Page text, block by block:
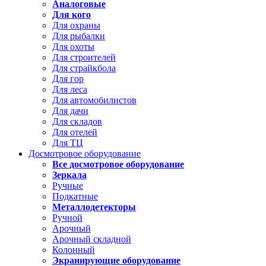
Аналоговые
Для кого
Для охраны
Для рыбалки
Для охоты
Для строителей
Для страйкбола
Для гор
Для леса
Для автомобилистов
Для дачи
Для складов
Для отелей
Для ТЦ
Досмотровое оборудование
Все досмотровое оборудование
Зеркала
Ручные
Подкатные
Металлодетекторы
Ручной
Арочный
Арочный складной
Колонный
Экранирующие оборудование